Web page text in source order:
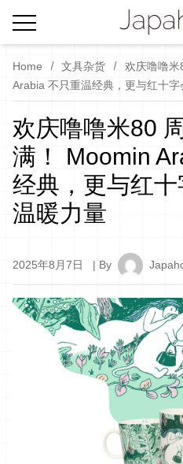
Home 文具杂货
欢庆噜噜
Arabia 不只重温经典，更与红十
欢庆噜噜米80
满！ Moomin
经典，更与红
温暖力量
2025年8月7日 | By